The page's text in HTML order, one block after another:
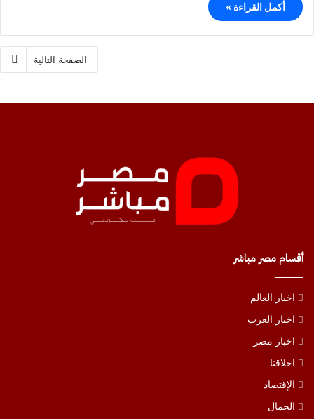
أكمل القراءة »
الصفحة التالية
أقسام مصر مباشر
اخبار العالم
اخبار العرب
اخبار مصر
اخلاقنا
الإقتصاد
الجمال